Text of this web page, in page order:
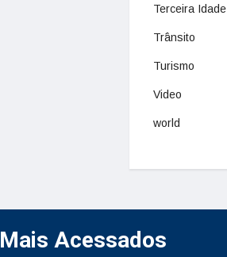
Terceira Idade
Trânsito
Turismo
Video
world
Mais Acessados